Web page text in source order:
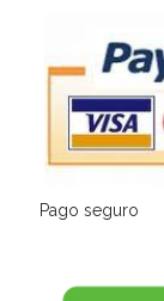
Pago seguro